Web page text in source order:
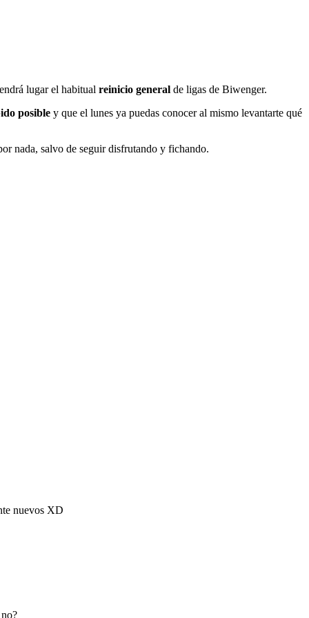
lugar el habitual reinicio general de ligas de Biwenger.
posible y que el lunes ya puedas conocer al mismo levantarte qué
nada, salvo de seguir disfrutando y fichando.
nuevos XD